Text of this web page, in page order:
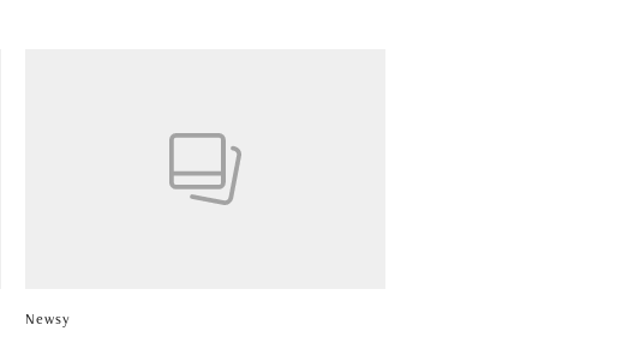
Newsy